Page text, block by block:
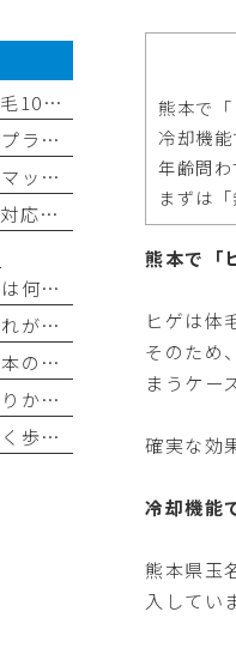
熊本で
冷却機
年齢問
まずは
熊本で「
ヒゲは体
そのため
まうケー
確実な効
冷却機能
熊本県玉
入してい
医療脱毛コースに新たに全身脱毛10回コースを追加しました✨
熊本でジェントルマックスプロプラスの医療脱毛なら平山整形外科医院
熊本でヒゲ脱毛ならジェントルマックスプロプラス導入の平山整形外科医院へ
交通事故後にやってはいけない対応チェックリスト
【熊本】ヒゲ脱毛の最適な間隔は何ヶ月？効果が出る理想の回数と頻度
お尻から脚にかけて痛みやしびれが出る（坐骨神経痛）
「ジェントルマックスプロ」熊本の医療脱毛なら｜最新モデル「ジェントルマックスプロプラス」がおすすめ！
【熊本】ヒゲ脱毛で毎朝の髭剃りから卒業！
腰が痛くて腰を反らせない・長く歩けない（腰部脊柱管狭窄症）